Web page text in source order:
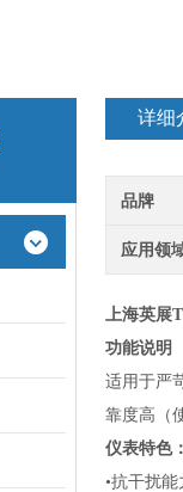
详细
品牌
应用领
上海英展
功能说明
适用于严
靠度高（
仪表特色：
•抗干扰能